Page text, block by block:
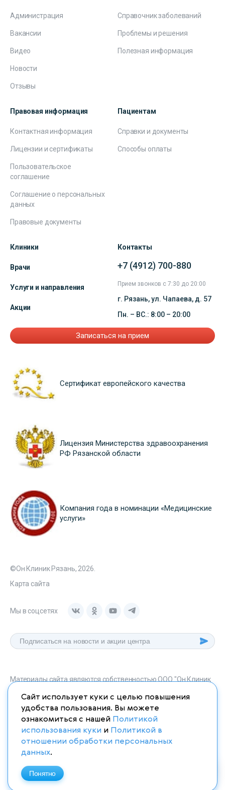
Администрация
Вакансии
Видео
Новости
Отзывы
Справочник заболеваний
Проблемы и решения
Полезная информация
Правовая информация
Контактная информация
Лицензии и сертификаты
Пользовательское
соглашение
Соглашение о персональных
данных
Правовые документы
Пациентам
Справки и документы
Способы оплаты
Клиники
Врачи
Услуги и направления
Акции
Контакты
+7 (4912) 700-880
Прием звонков с 7:30 до 20:00
г. Рязань, ул. Чапаева, д. 57
Пн. – ВС.: 8:00 – 20:00
Записаться на прием
Сертификат европейского качества
Лицензия Министерства здравоохранения
РФ Рязанской области
Компания года в номинации «Медицинские
услуги»
©Он Клиник Рязань, 2026.
Карта сайта
Мы в соцсетях
Материалы сайта являются собственностью ООО "Он Клиник
onclinic-ryazan.ru запрещено в соответствии со статьей 1259
ГК. РФ.
ИМЕЮТСЯ ПРОТИВОПОКАЗАНИЯ. НЕОБХОДИМО
ПРОКОНСУЛЬТИРОВАТЬСЯ СО СПЕЦИАЛИСТОМ
Сайт использует куки с целью повышения
удобства пользования. Вы можете
ознакомиться с нашей Политикой
использования куки и Политикой в
отношении обработки персональных
данных.
Понятно